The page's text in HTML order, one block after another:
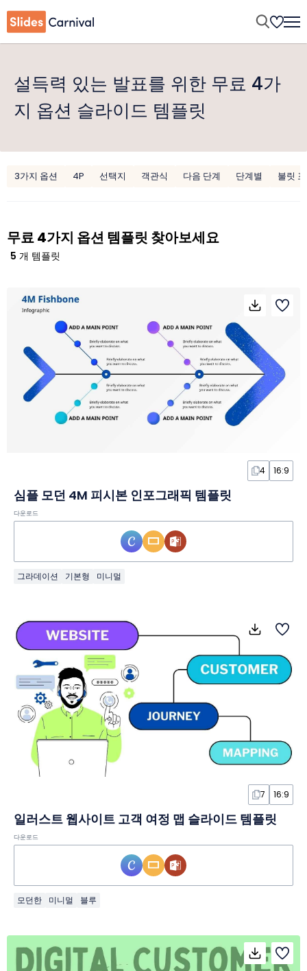
설득력 있는 발표를 위한 무료 4가
지 옵션 슬라이드 템플릿
3가지 옵션 4P 선택지 객관식 다음 단계 단계별 불릿
무료 4가지 옵션 템플릿 찾아보세요
5 개 템플릿
4 16:9
심플 모던 4M 피시본 인포그래픽 템플릿
다운로드
그라데이션 기본형 미니멀
7 16:9
일러스트 웹사이트 고객 여정 맵 슬라이드 템플릿
다운로드
모던한 미니멀 블루